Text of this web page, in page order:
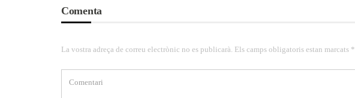
Comenta
La vostra adreça de correu electrònic no es publicarà. Els camps obligatoris estan marcats *